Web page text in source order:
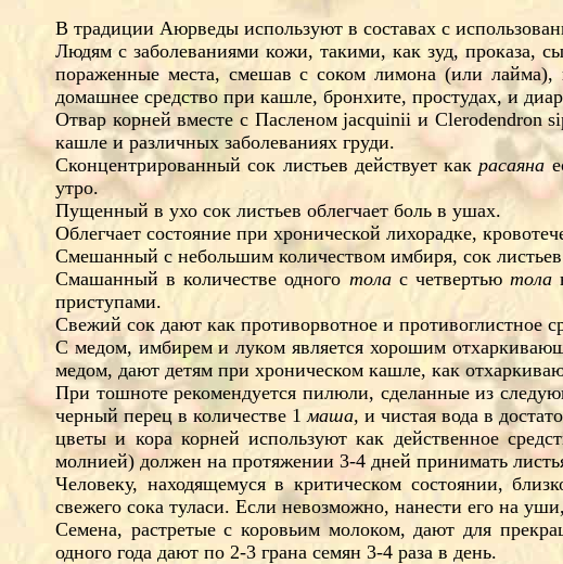
В традиции Аюрведы используют в составах с
Людям с заболеваниями кожи, такими, как зуд, проказа,
пораженные места, смешав с соком лимона (или
домашнее средство при кашле, бронхите, простудах, и
Отвар корней вместе с Пасленом jacquinii и Clerodendron
кашле и различных заболеваниях груди.
Сконцентрированный сок листьев действует какрасаяна
утро.
Пущенный в ухо сок листьев облегчает боль в ушах.
Облегчает состояние при хронической лихорадке,
Смешанный с небольшим количеством имбиря, сок
Смашанный в количестве одного толас четвертьютола
приступами.
Свежий сок дают как противорвотное и противоглистное
С медом, имбирем и луком является хорошим
медом, дают детям при хроническом кашле, как
При тошноте рекомендуется пилюли, сделанные из
черный перец в количестве 1маша, и чистая вода в
цветы и кора корней используют как действенное
молнией) должен на протяжении 3-4 дней принимать
Человеку, находящемуся в критическом состоянии,
свежего сока туласи. Если невозможно, нанести его на
Семена, растретые с коровьим молоком, дают для
одного года дают по 2-3 грана семян 3-4 раза в день.